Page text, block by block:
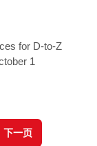
for D-to-Z
1
下一页